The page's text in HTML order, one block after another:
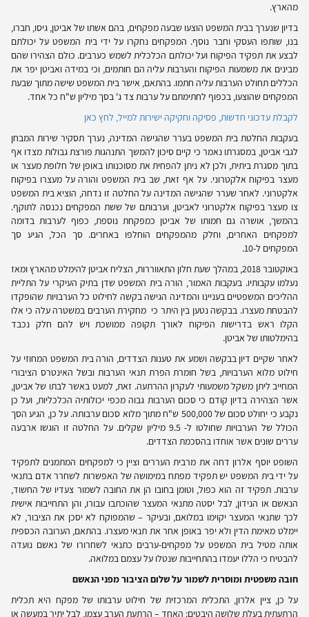
מהארץ.
בדיון שנערך בבית המשפט הוצעו שבעה מפקחים, בהם אשתו של אביטן, גיסו, חברו,
בנו, שותפו העסקי וחבר נוסף. המפקחים נחקרו על ידי בית המשפט על יכולתם
לבצע את תפקיד הפיקוח ועל יכולתם הכלכלית לשמש כערבים. כולם הצהירו שהם
מבינים את משמעות הפיקוח והערבות עליה הם חותמים, וכי במידה ואביטן יפר את
הכללים תחולט הערבות עליה חתמו. בהתאם, אישר בית המשפט שישה מתוך שבעת
המפקחים שהוצעו, בכפוף לחתימתם על ערבות צד ג' בסך מיליון ש"ח כל אחד.
לקבלת עדכוני חדשות, פסיקה וחקיקה ישירות למייל, לחץ כאן
בעקבות החלטת בית המשפט בערר שהגישה המדינה, נערך תסקיר שירות המבחן
לגבי אביטן, במסגרתו נאמר כי קיים סיכון להמשך התנהגות פורצת גבולות מצדו אף
בתוך מסגרת ביתית, ולכן לא ניתן להפחית את מסוכנותו באופן של חלופת מעצר או
מעצר בפיקוח אלקטרוני. על אף זאת, שב בית המשפט והורה על מעצרו בפיקוח
אלקטרוני. לאחר שערר שהגישה המדינה על החלטה זו נדחה, הוציא בית המשפט
צו מעצר בפיקוח אלקטרוני לאביטן, וערבותם של ששת המפקחים נכנסה לתוקף.
בהמשך, אושרה גם חמותו של אביטן כמפקחת נוספת, כפוף לערבות בדומה
למפקחים האחרים, וחלק מהמפקחים הוחלפו באחרים. סך הכל, הגיע סך
המפקחים ל-10.
באוקטובר 2018, במהלך שעת חלון התאווררות, הצליח אביטן להימלט מהארץ ומאז
נעלמו עקבותיו. בעקבות האמור, הורה בית המשפט שדן בתיק העיקרי על התליית
ההליכים המשפטיים בעניינו והמדינה הגישה בקשה לחילוט כל הערבויות שהופקדו
להבטחת מעצרו. בבקשה נטען בין היתר כי מחקירת הערבים במשטרה עלה כי אלו
הקלו ראש בדרישות הפיקוח לאורך תקופה ממושכת ויש להם חלק נכבד
בהימלטותו של אביטן.
לאחר שקיים דיון בבקשה ושמע את טענות הצדדים, הורה בית המשפט המחוזי על
חילוט מלוא הערבויות, בשל חומרת הפרת תנאי הערבות ובשל האינטרס הציבורי
המחייב ליתן משקל משמעותי לעקרון ההרתעה. זאת, למעט באשר לבתו של אביטן,
אשר הצהירה בדיון קודם כי סכום הערבות גבוה מכפי יכולותיה הכלכליות, ועל כן
נקבע כי יחולט סכום של 500,000 ש"ח מתוך מלוא סכום ערבותה. על כן, הגיע הסך
הכולל של הערבויות שחולטו ל- 9.5 מיליון שקלים. על החלטה זו הוגשו ארבעה
עררים שונים אשר אוחדו בהסכמת הצדדים.
השופט יוסף אלרון דחה את מרבית העררים וציין כי למפקחים המתמנים לתפקיד
על ידי בית המשפט יש תפקיד מפתח במימושה של האפשרות לשחרר אדם בתנאי
ערבות. תפקיד זה הוא כפול, וטומן בחובו הן את החובה לשמור צעדיו של החשוד,
הנאשם או הנידון, לבל יסטה מתנאי המעצר שהוכתבו עבורו, והן התחייבות אישית
לכך שתנאי המעצר יקוימו במלואם, ובעיקר – שהמפוקח לא יסכן את הציבור, לא
יימלט מאימת הדין ולא יפר באופן אחר את תנאי מעצרו. בהתאם, הערובה הכספית
אותה מטיל בית המשפט על מפקחים-ערבים כתנאי לשחרורו של נאשם נועדה
להבטיח כי הללו יעמדו בהתחייבות שנטלו על עצמם במלואה.
חובה משפטית ומוסרית לשמור על שלום הציבור מפני הנאשם
על כן, ציין אלרון, התכלית המרכזית של חילוט ערבותו של מפקח היא תכלית
הרתעתית בעלת שלושה היבטים: האחד – הרתעת הערב עצמו, לבל יתיר במעשה או